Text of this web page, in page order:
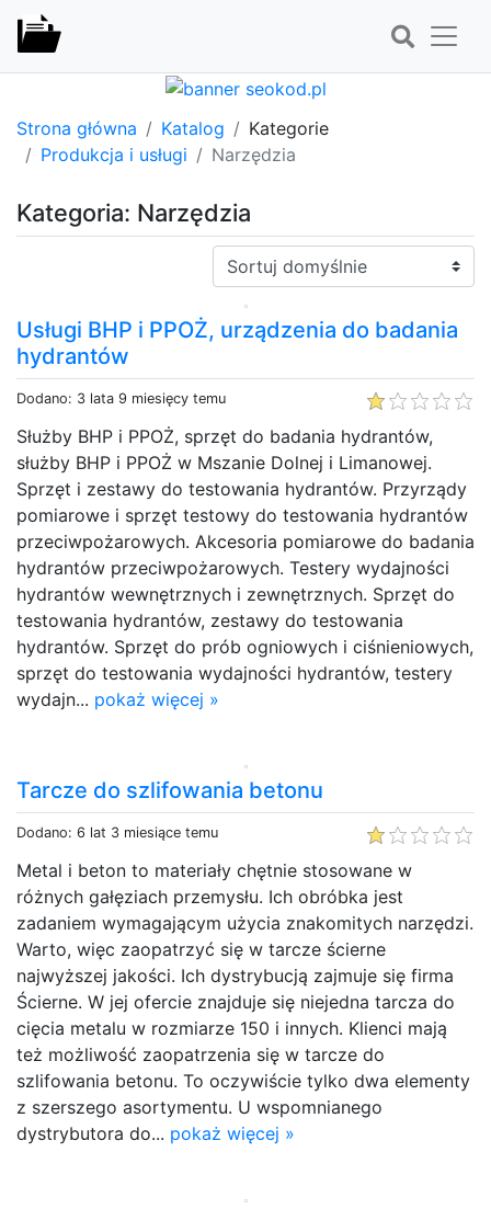
Strona główna Katalog
Kategorie
Produkcja i usługi
Narzędzia
Kategoria: Narzędzia
Sortuj:
Usługi BHP i PPOŻ, urządzenia do badania
hydrantów
Dodano: 3 lata 9 miesięcy temu
Służby BHP i PPOŻ, sprzęt do badania hydrantów,
służby BHP i PPOŻ w Mszanie Dolnej i Limanowej.
Sprzęt i zestawy do testowania hydrantów. Przyrządy
pomiarowe i sprzęt testowy do testowania hydrantów
przeciwpożarowych. Akcesoria pomiarowe do badania
hydrantów przeciwpożarowych. Testery wydajności
hydrantów wewnętrznych i zewnętrznych. Sprzęt do
testowania hydrantów, zestawy do testowania
hydrantów. Sprzęt do prób ogniowych i ciśnieniowych,
sprzęt do testowania wydajności hydrantów, testery
wydajn... pokaż więcej »
Tarcze do szlifowania betonu
Dodano: 6 lat 3 miesiące temu
Metal i beton to materiały chętnie stosowane w
różnych gałęziach przemysłu. Ich obróbka jest
zadaniem wymagającym użycia znakomitych narzędzi.
Warto, więc zaopatrzyć się w tarcze ścierne
najwyższej jakości. Ich dystrybucją zajmuje się firma
Ścierne. W jej ofercie znajduje się niejedna tarcza do
cięcia metalu w rozmiarze 150 i innych. Klienci mają
też możliwość zaopatrzenia się w tarcze do
szlifowania betonu. To oczywiście tylko dwa elementy
z szerszego asortymentu. U wspomnianego
dystrybutora do... pokaż więcej »